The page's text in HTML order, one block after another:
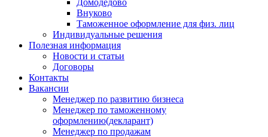
Домодедово
Внуково
Таможенное оформление для физ. лиц
Индивидуальные решения
Полезная информация
Новости и статьи
Договоры
Контакты
Вакансии
Менеджер по развитию бизнеса
Менеджер по таможенному
оформлению(декларант)
Менеджер по продажам